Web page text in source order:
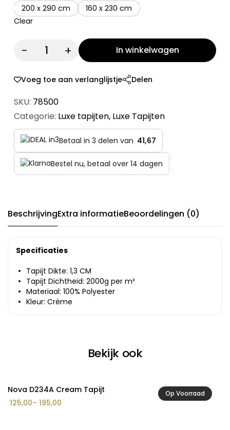
200 x 290 cm
160 x 230 cm
Clear
Quantity: In winkelwagen
Voeg toe aan verlanglijstje Delen
SKU: 78500
Categorie: Luxe tapijten, Luxe Tapijten
Betaal in 3 delen van 41,67
Bestel nu, betaal over 14 dagen
BeschrijvingExtra informatieBeoordelingen (0)
Specificaties
Tapijt Dikte: 1,3 CM
Tapijt Dichtheid: 2000g per m²
Materiaal: 100% Polyester
Kleur: Crème
Bekijk ook
Op Voorraad
Nova D234A Cream Tapijt
125,00– 195,00
Prijsklasse: